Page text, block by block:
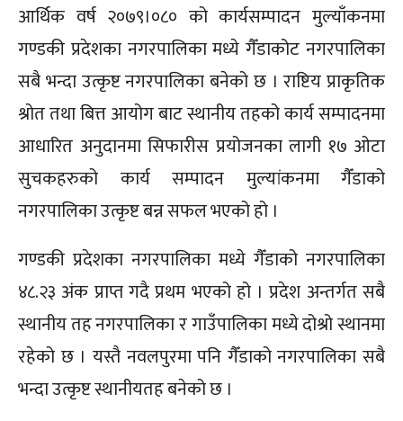
आर्थिक वर्ष २०७९।०८० को कार्यसम्पादन मुल्याँकनमा
गण्डकी प्रदेशका नगरपालिका मध्ये गैँडाकोट नगरपालिका
सबै भन्दा उत्कृष्ट नगरपालिका बनेको छ । राष्टिय प्राकृतिक
श्रोत तथा बित्त आयोग बाट स्थानीय तहको कार्य सम्पादनमा
आधारित अनुदानमा सिफारीस प्रयोजनका लागी १७ ओटा
सुचकहरुको कार्य सम्पादन मुल्यांकनमा गैँडाको
नगरपालिका उत्कृष्ट बन्न सफल भएको हो ।
गण्डकी प्रदेशका नगरपालिका मध्ये गैँडाको नगरपालिका
४८.२३ अंक प्राप्त गदै प्रथम भएको हो । प्रदेश अन्तर्गत सबै
स्थानीय तह नगरपालिका र गाउँपालिका मध्ये दोश्रो स्थानमा
रहेको छ । यस्तै नवलपुरमा पनि गैँडाको नगरपालिका सबै
भन्दा उत्कृष्ट स्थानीयतह बनेको छ ।